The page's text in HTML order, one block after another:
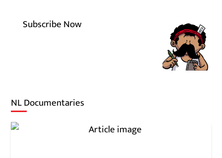
Subscribe Now
NL Documentaries